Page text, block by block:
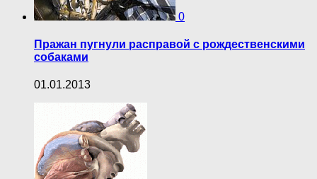
0
Пражан пугнули расправой с рождественскими
собаками
01.01.2013